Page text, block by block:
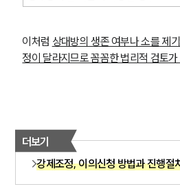
부소개
AI대륜
이처럼 상대방의 생존 여부나 소를 제
정이 달라지므로 꼼꼼한 법리적 검토
더보기
강제조정, 이의신청 방법과 진행절